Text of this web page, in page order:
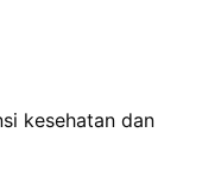
kesehatan dan